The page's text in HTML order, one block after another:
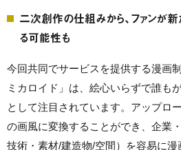
二次創作の仕組みから、ファンが
る可能性も
今回共同でサービスを提供する漫画
ミカロイド」は、絵心いらずで誰も
として注目されています。アップロ
の画風に変換することができ、企業
技術・素材/建造物/空間）を容易に